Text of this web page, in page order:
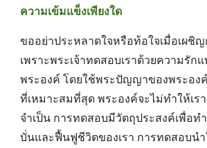
ความเข้มแข็งเพียงใด
ขออย่าประหลาดใจหรือท้อใจเมื่อเผชิ
เพราะพระเจ้าทดสอบเราด้วยความรัก
พระองค์ โดยใช้พระปัญญาของพระอง
ที่เหมาะสมที่สุด พระองค์จะไม่ทำให้เร
จำเป็น การทดสอบมีวัตถุประสงค์เพื่อท
บั่นและฟื้นฟูชีวิตของเรา การทดสอบน